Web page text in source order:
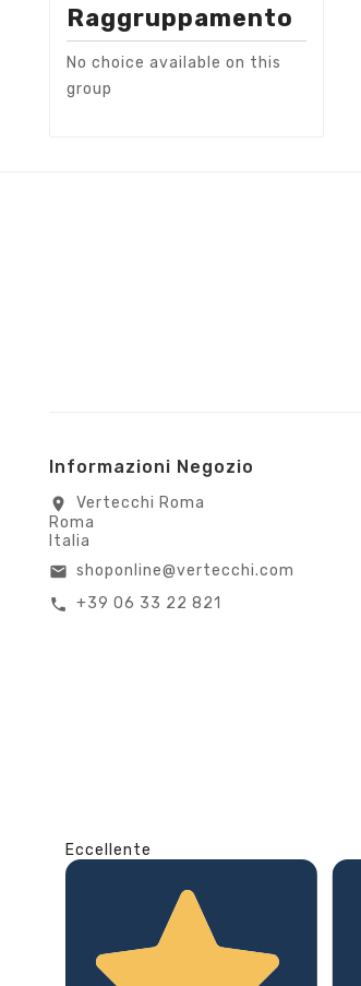
Raggruppamento
No choice available on this
group
Informazioni Negozio
location_on
Vertecchi Roma
Roma
Italia
email shoponline@vertecchi.com
call +39 06 33 22 821
Eccellente